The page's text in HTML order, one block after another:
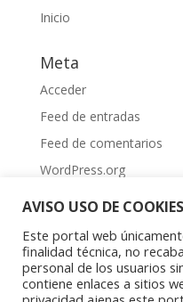
Inicio
Meta
Acceder
Feed de entradas
Feed de comentarios
WordPress.org
Aviso Legal|
AVISO USO DE COOKIES
Este portal web
finalidad técnica, no
personal de los usuarios
contiene enlaces a sitios